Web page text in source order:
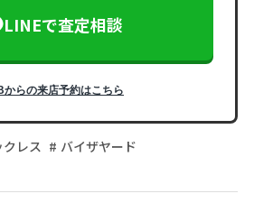
LINEで査定相談
からの来店予約はこちら
クレス バイザヤード